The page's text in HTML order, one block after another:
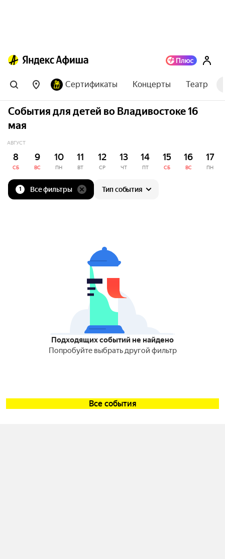
Сертификаты Концерты Театр
События для детей во Владивостоке 16
мая
АВГУСТ
8
СБ
9
ВС
10
ПН
11
ВТ
12
СР
13
ЧТ
14
ПТ
15
СБ
16
ВС
17
ПН
1 Все фильтры Тип события
Подходящих событий не найдено
Попробуйте выбрать другой фильтр
Все события